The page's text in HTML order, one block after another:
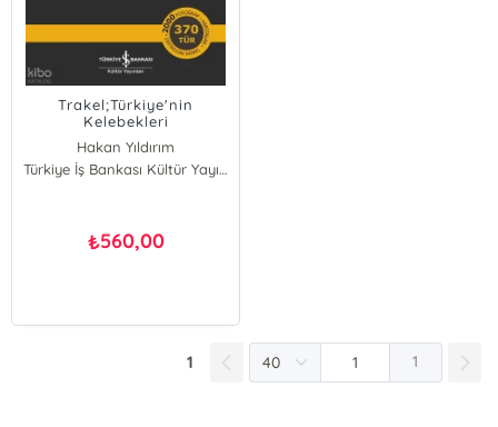
Trakel;Türkiye'nin
Kelebekleri
Hakan Yıldırım
Ömer L. Furtun
Kaan Yılmaz
Türkiye İş Bankası Kültür Yayınları
₺560,00
1 1